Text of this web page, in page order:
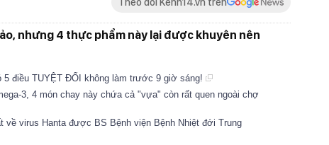
nhưng 4 thực phẩm này lại được khuyên nên
5 điều TUYỆT ĐỐI không làm trước 9 giờ sáng!
3, 4 món chay này chứa cả "vựa" còn rất quen ngoài chợ
về virus Hanta được BS Bệnh viện Bệnh Nhiệt đới Trung